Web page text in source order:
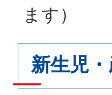
ます）
新生児